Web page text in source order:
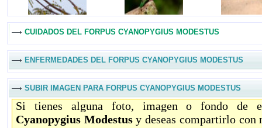
CUIDADOS DEL FORPUS CYANOPYGIUS MODESTUS
ENFERMEDADES DEL FORPUS CYANOPYGIUS MODESTUS
SUBIR IMAGEN PARA FORPUS CYANOPYGIUS MODESTUS
Si tienes alguna foto, imagen o fondo de
Cyanopygius Modestusy deseas compartirlo con